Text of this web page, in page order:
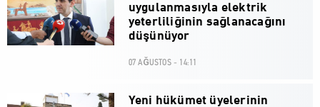
uygulanmasıyla elektrik
yeterliliğinin sağlanacağını
düşünüyor
07 AĞUSTOS - 14:11
Yeni hükümet üyelerinin